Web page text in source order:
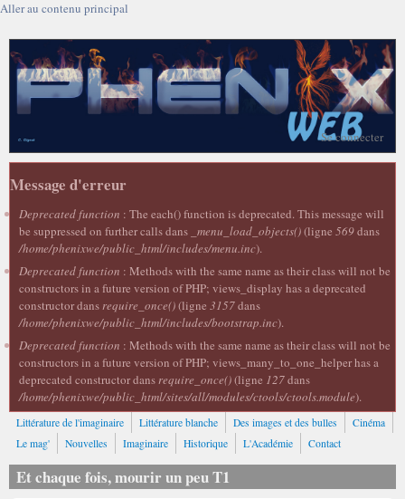
Aller au contenu principal
Se connecter
Message d'erreur
Deprecated function : The each() function is deprecated. This message will
be suppressed on further calls dans _menu_load_objects()(ligne 569dans
/home/phenixwe/public_html/includes/menu.inc).
Deprecated function : Methods with the same name as their class will not be
constructors in a future version of PHP; views_display has a deprecated
constructor dansrequire_once()(ligne 3157dans
/home/phenixwe/public_html/includes/bootstrap.inc).
Deprecated function : Methods with the same name as their class will not be
constructors in a future version of PHP; views_many_to_one_helper has a
deprecated constructor dansrequire_once()(ligne 127dans
/home/phenixwe/public_html/sites/all/modules/ctools/ctools.module).
Littérature de l'imaginaire Littérature blanche Des images et des bulles
Cinéma
Le mag'
Nouvelles Imaginaire Historique L'Académie Contact
Et chaque fois, mourir un peu T1